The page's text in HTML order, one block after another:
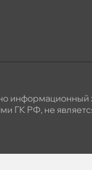
информационный
ГК РФ, не